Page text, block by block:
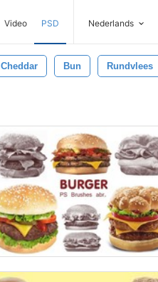
Video PSD Nederlands
Cheddar Bun Rundvlees